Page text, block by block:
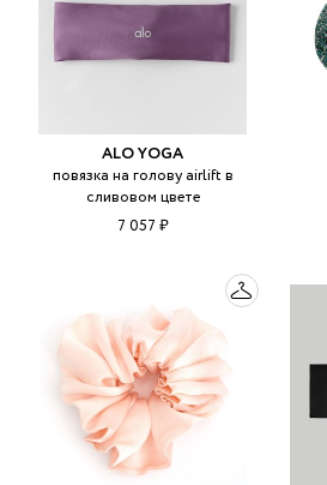
ALO YOGA
повязка на голову airlift в
сливовом цвете
7 057 ₽